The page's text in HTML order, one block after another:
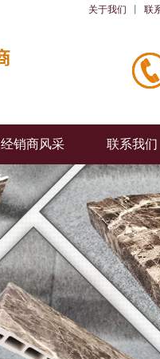
关于我们 联
经销商风采 联系我们